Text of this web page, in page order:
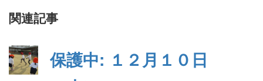
関連記事
保護中: １２月１０日